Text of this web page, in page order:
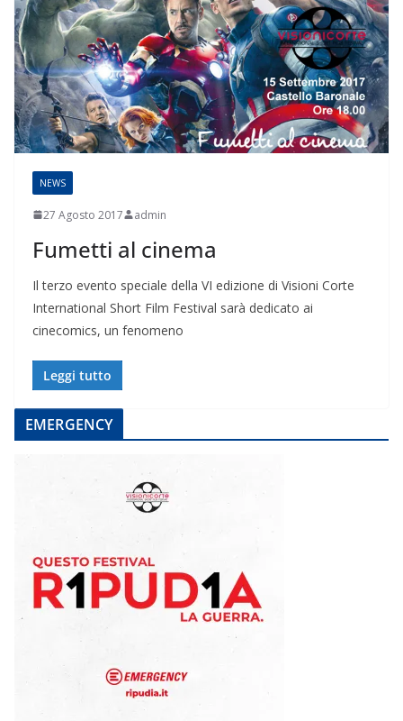
NEWS
27 Agosto 2017 admin
Fumetti al cinema
Il terzo evento speciale della VI edizione di Visioni Corte
International Short Film Festival sarà dedicato ai
cinecomics, un fenomeno
Leggi tutto
EMERGENCY